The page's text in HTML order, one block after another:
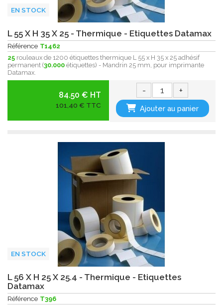
EN STOCK
L 55 X H 35 X 25 - Thermique - Etiquettes Datamax
Référence T1462
25 rouleaux de 1200 étiquettes thermique L 55 x H 35 x 25 adhésif
permanent (30.000 étiquettes) - Mandrin 25 mm, pour imprimante
Datamax.
84.50 € HT
101,40 € TTC
- +
Ajouter au panier
EN STOCK
L 56 X H 25 X 25.4 - Thermique - Etiquettes
Datamax
Référence T396